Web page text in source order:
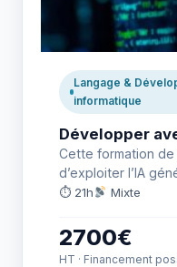
Langage &
informatique
Développer
Cette formation de
d’exploiter l’IA
dans le
⏱ 21h Mixte
2700€
HT · Financement